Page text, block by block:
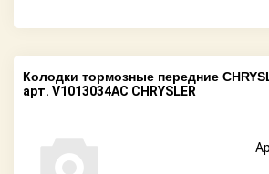
Колодки тормозные передние
арт. V1013034AC CHRYSLER